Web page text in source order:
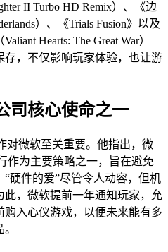
II Turbo HD Remix）、《边
）、《Trials Fusion》以及
Hearts: The Great War）
，不仅影响玩家体验，也让游
司核心使命之一
对微软至关重要。他指出，微
作为主要策略之一，旨在避免
硬件的爱”尽管令人动容，但机
，微软提前一年通知玩家，允
购入心仪游戏，以便未来能有多